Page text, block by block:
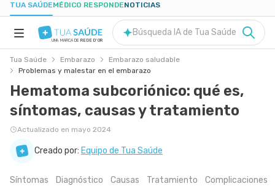
TUA SAÚDEMÉDICO RESPONDENOTICIAS
SALUD A-Z
EMBARAZO
UNA MARCA DE REDE D'OR
Búsqueda IA de Tua Saúde
Tua Saúde Embarazo
Embarazo saludable
Problemas y malestar en el embarazo
Hematoma subcoriónico: qué es,
síntomas, causas y tratamiento
Actualizado en mayo 2024
Creado por: Equipo de Tua Saúde
Síntomas Diagnóstico Causas Tratamiento Complicaciones